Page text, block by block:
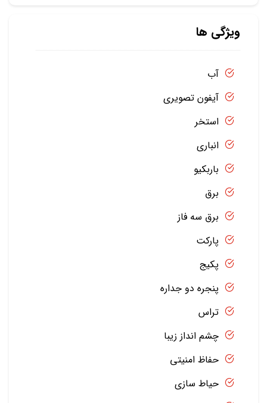
ویژگی ها
آب
آیفون تصویری
استخر
انباری
باربکیو
برق
برق سه فاز
پارکت
پکیج
پنجره دو جداره
تراس
چشم انداز زیبا
حفاظ امنیتی
حیاط سازی